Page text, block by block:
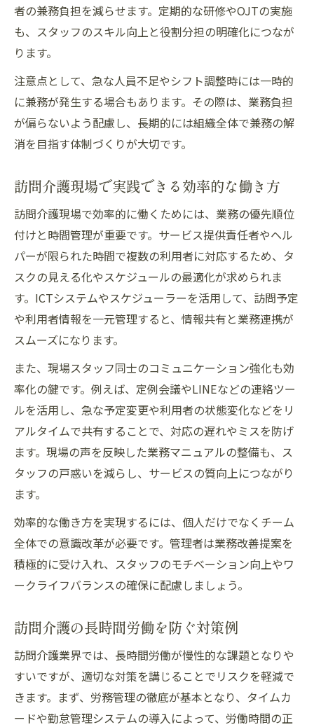
者の兼務負担を減らせます。定期的な研修やOJTの実施
も、スタッフのスキル向上と役割分担の明確化につなが
ります。
注意点として、急な人員不足やシフト調整時には一時的
に兼務が発生する場合もあります。その際は、業務負担
が偏らないよう配慮し、長期的には組織全体で兼務の解
消を目指す体制づくりが大切です。
訪問介護現場で実践できる効率的な働き方
訪問介護現場で効率的に働くためには、業務の優先順位
付けと時間管理が重要です。サービス提供責任者やヘル
パーが限られた時間で複数の利用者に対応するため、タ
スクの見える化やスケジュールの最適化が求められま
す。ICTシステムやスケジューラーを活用して、訪問予定
や利用者情報を一元管理すると、情報共有と業務連携が
スムーズになります。
また、現場スタッフ同士のコミュニケーション強化も効
率化の鍵です。例えば、定例会議やLINEなどの連絡ツー
ルを活用し、急な予定変更や利用者の状態変化などをリ
アルタイムで共有することで、対応の遅れやミスを防げ
ます。現場の声を反映した業務マニュアルの整備も、ス
タッフの戸惑いを減らし、サービスの質向上につながり
ます。
効率的な働き方を実現するには、個人だけでなくチーム
全体での意識改革が必要です。管理者は業務改善提案を
積極的に受け入れ、スタッフのモチベーション向上やワ
ークライフバランスの確保に配慮しましょう。
訪問介護の長時間労働を防ぐ対策例
訪問介護業界では、長時間労働が慢性的な課題となりや
すいですが、適切な対策を講じることでリスクを軽減で
きます。まず、労務管理の徹底が基本となり、タイムカ
ードや勤怠管理システムの導入によって、労働時間の正